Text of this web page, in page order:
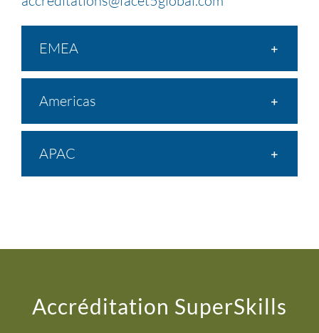
accreditations@facet5global.com
EMEA
Americas
APAC
Accréditation SuperSkills